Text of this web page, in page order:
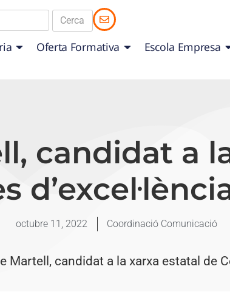
Oferta Formativa Escola Empresa
candidat a
octubre 11, 2022 Coordinació Comunicació
Martell, candidat a la xarxa estatal de